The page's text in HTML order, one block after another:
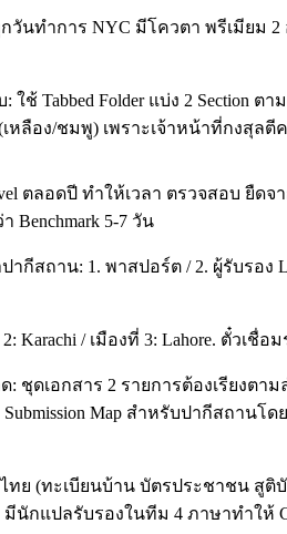
กวันทำการ NYC มีโควตา พรีเมี
Tabbed Folder แบ่ง 2 Section
(เหลือง/ชมพู) เพราะเจ้าหน้าที่กงสุ
ตลอดปี ทำให้เวลา ตรวจสอบ
Benchmark 5-7 วัน
ากีสถาน: 1. พาสปอร์ต / 2. ผู้รับร
Karachi / เมืองที่ 3: Lahore. ตั๋วเ
ชุดเอกสาร 2 รายการต้องเรียง
Map สำหรับปากีสถาน
ย (ทะเบียนบ้าน บัตรประชาชน สู
นักแปลรับรองในทีม 4 ภาษาทำให้